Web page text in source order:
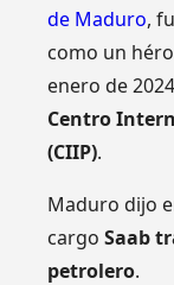
de Maduro,
como un
enero de
Centro
(CIIP).
Maduro dijo
cargoSaab
petrolero.